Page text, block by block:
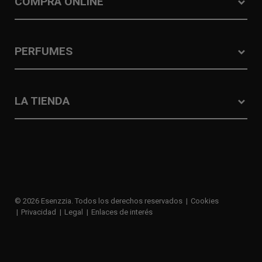
PERFUMES
LA TIENDA
© 2026 Esenzzia. Todos los derechos reservados
Cookies
Privacidad
Legal Enlaces de interés